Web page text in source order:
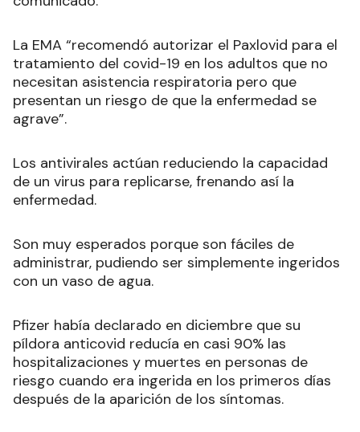
La EMA “recomendó autorizar el Paxlovid para el
tratamiento del covid-19 en los adultos que no
necesitan asistencia respiratoria pero que
presentan un riesgo de que la enfermedad se
agrave”.
Los antivirales actúan reduciendo la capacidad
de un virus para replicarse, frenando así la
enfermedad.
Son muy esperados porque son fáciles de
administrar, pudiendo ser simplemente ingeridos
con un vaso de agua.
Pfizer había declarado en diciembre que su
píldora anticovid reducía en casi 90% las
hospitalizaciones y muertes en personas de
riesgo cuando era ingerida en los primeros días
después de la aparición de los síntomas.